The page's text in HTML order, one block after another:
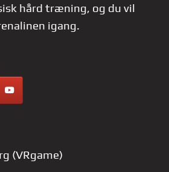
hård træning, og du vil
igang.
(VRgame)